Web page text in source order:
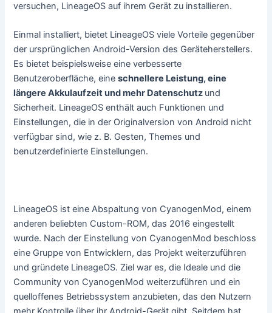
versuchen, LineageOS auf ihrem Gerät zu installieren.
Einmal installiert, bietet LineageOS viele Vorteile gegenüber
der ursprünglichen Android-Version des Geräteherstellers.
Es bietet beispielsweise eine verbesserte
Benutzeroberfläche, eineschnellere Leistung, eine
längere Akkulaufzeit und mehr Datenschutz und
Sicherheit. LineageOS enthält auch Funktionen und
Einstellungen, die in der Originalversion von Android nicht
verfügbar sind, wie z. B. Gesten, Themes und
benutzerdefinierte Einstellungen.
LineageOS ist eine Abspaltung von CyanogenMod, einem
anderen beliebten Custom-ROM, das 2016 eingestellt
wurde. Nach der Einstellung von CyanogenMod beschloss
eine Gruppe von Entwicklern, das Projekt weiterzuführen
und gründete LineageOS. Ziel war es, die Ideale und die
Community von CyanogenMod weiterzuführen und ein
quelloffenes Betriebssystem anzubieten, das den Nutzern